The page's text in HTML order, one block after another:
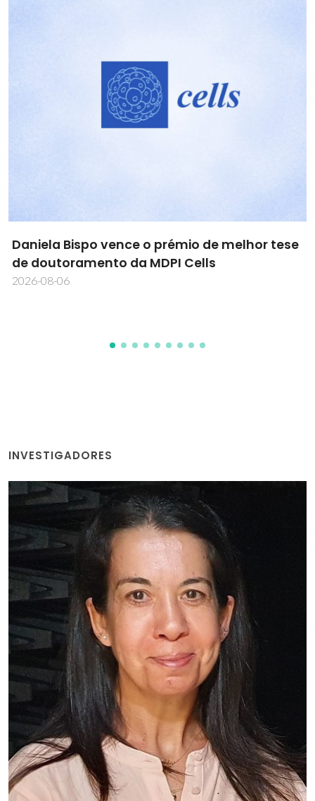
Novas metodologias impulsionam
investigação biomédica em workshop
internacional
INVESTIGADORES